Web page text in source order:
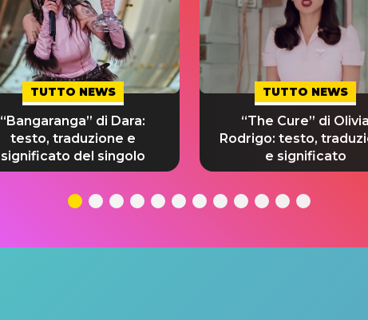
TUTTO NEWS
“Bangaranga” di Dara:
testo, traduzione e
significato del singolo
TUTTO NEWS
“The Cure” di Olivia
Rodrigo: testo,
e significato